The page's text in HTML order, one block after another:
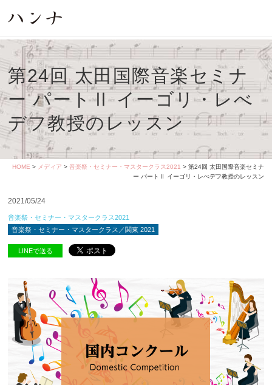
第24回 太田国際音楽セミナ
ー パートⅡ イーゴリ・レべ
デフ教授のレッスン
HOME > メディア > 音楽祭・セミナー・マスタークラス2021 > 第24回 太田国際音楽セミナ
ー パートⅡ イーゴリ・レべデフ教授のレッスン
2021/05/24
音楽祭・セミナー・マスタークラス2021
音楽祭・セミナー・マスタークラス／関東 2021
LINEで送る